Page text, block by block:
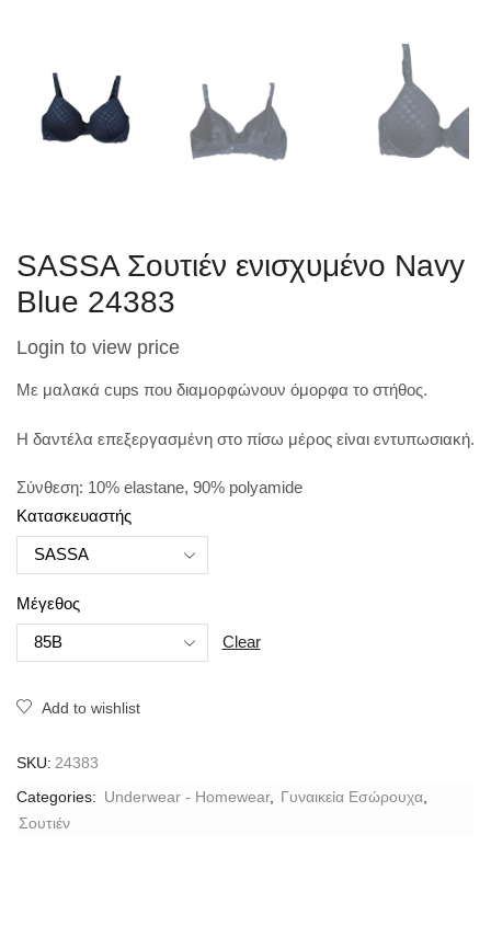
SASSA Σουτιέν ενισχυμένο Navy
Blue 24383
Login to view price
Με μαλακά cups που διαμορφώνουν όμορφα το στήθος.
Η δαντέλα επεξεργασμένη στο πίσω μέρος είναι εντυπωσιακή.
Σύνθεση: 10% elastane, 90% polyamide
Κατασκευαστής
Μέγεθος
Clear
Add to wishlist
SKU: 24383
Categories: Underwear - Homewear, Γυναικεία Εσώρουχα,
Σουτιέν